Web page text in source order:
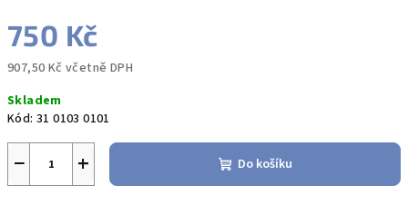
750 Kč
907,50 Kč včetně DPH
cena:
Skladem
Kód: 31 0103 0101
+
− Do košíku